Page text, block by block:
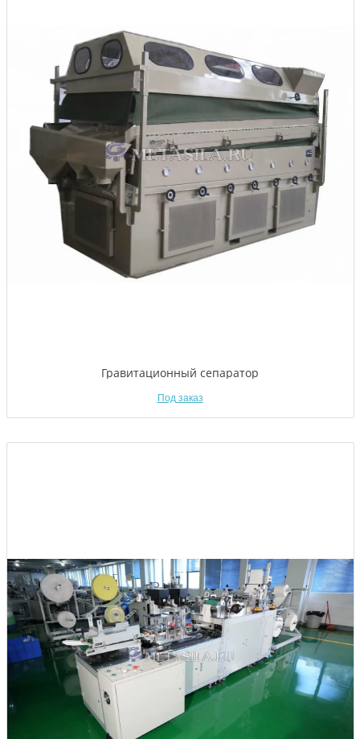
Гравитационный сепаратор
Под заказ